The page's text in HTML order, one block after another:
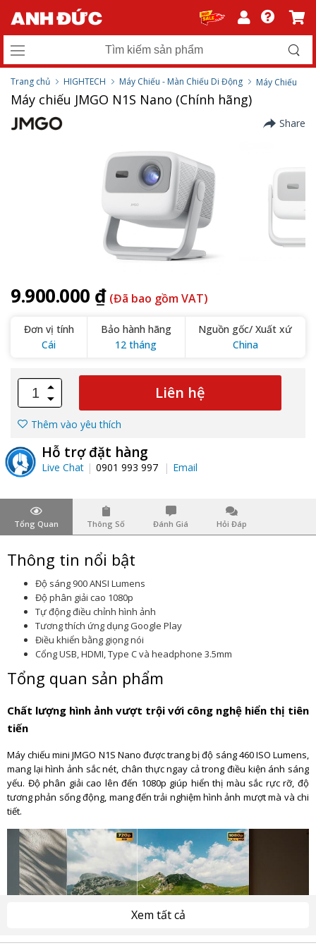
Trang chủ HIGHTECH Máy Chiếu - Màn Chiếu Di Động Máy Chiếu
Máy chiếu JMGO N1S Nano (Chính hãng)
Share
9.900.000 ₫ (Đã bao gồm VAT)
Đơn vị tính
Cái
Bảo hành hãng
12 tháng
Nguồn gốc/ Xuất xứ
China
Liên hệ
Thêm vào yêu thích
Hỗ trợ đặt hàng
Live Chat 0901 993 997 Email
Tổng Quan Thông Số Đánh Giá Hỏi Đáp
Thông tin nổi bật
Độ sáng 900 ANSI Lumens
Độ phân giải cao 1080p
Tự động điều chỉnh hình ảnh
Tương thích ứng dụng Google Play
Điều khiển bằng giọng nói
Cổng USB, HDMI, Type C và headphone 3.5mm
Tổng quan sản phẩm
Chất lượng hình ảnh vượt trội với công nghệ hiển thị tiên
tiến
Máy chiếu mini JMGO N1S Nano được trang bị độ sáng 460 ISO Lumens,
mang lại hình ảnh sắc nét, chân thực ngay cả trong điều kiện ánh sáng
yếu. Độ phân giải cao lên đến 1080p giúp hiển thị màu sắc rực rỡ, độ
tương phản sống động, mang đến trải nghiệm hình ảnh mượt mà và chi
tiết.
Xem tất cả